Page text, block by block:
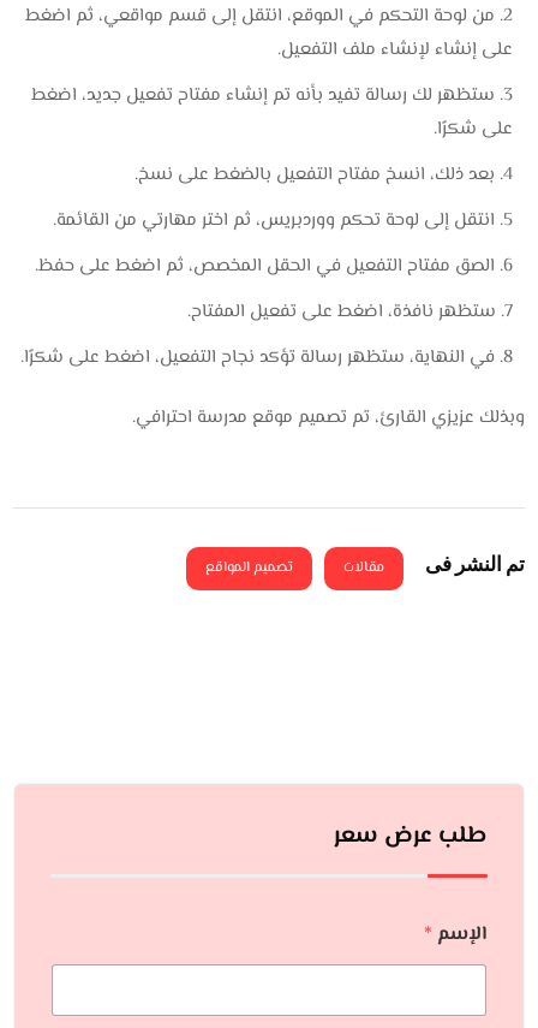
من لوحة التحكم في الموقع، انتقل إلى قسم مواقعي، ثم اضغط
على إنشاء لإنشاء ملف التفعيل.
ستظهر لك رسالة تفيد بأنه تم إنشاء مفتاح تفعيل جديد، اضغط
على شكرًا.
بعد ذلك، انسخ مفتاح التفعيل بالضغط على نسخ.
انتقل إلى لوحة تحكم ووردبريس، ثم اختر مهارتي من القائمة.
الصق مفتاح التفعيل في الحقل المخصص، ثم اضغط على حفظ.
ستظهر نافذة، اضغط على تفعيل المفتاح.
في النهاية، ستظهر رسالة تؤكد نجاح التفعيل، اضغط على شكرًا.
وبذلك عزيزي القارئ، تم تصميم موقع مدرسة احترافي.
تم النشر فى مقالات تصميم المواقع
طلب عرض سعر
الإسم *